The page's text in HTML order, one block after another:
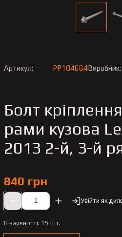
Артикул: PP104684Виробник:
Болт
рами кузова
2013 2-й, 3-й
840 грн
Увійти як
В наявності: 15 шт.